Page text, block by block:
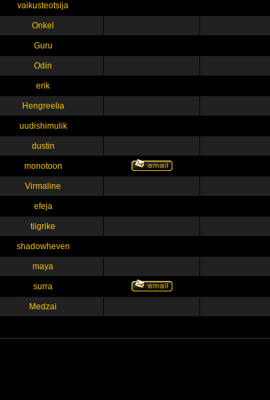
vaikusteotsija
Onkel
Guru
Odin
erik
Hengreelia
uudishimulik
dustin
monotoon
Virmaline
efeja
tiigrike
shadowheven
maya
surra
Medzai